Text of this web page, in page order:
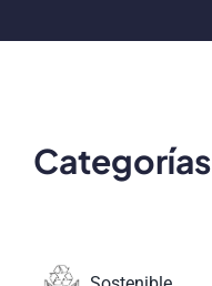
Categorías